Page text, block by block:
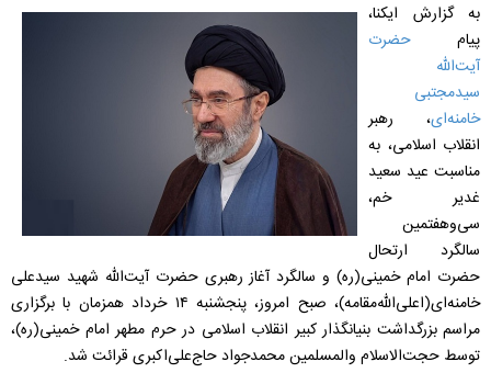
به گزارش ایکنا،
پیام حضرت
آیت‌الله
سیدمجتبی
خامنه‌ای، رهبر
انقلاب اسلامی، به
مناسبت عید سعید
غدیر خم،
سی‌وهفتمین
سالگرد ارتحال
حضرت امام خمینی(ره) و سالگرد آغاز رهبری حضرت آیت‌الله شهید سیدعلی
خامنه‌ای(اعلی‌الله‌مقامه)، صبح امروز، پنجشنبه ۱۴ خرداد همزمان با برگزاری
مراسم بزرگداشت بنیانگذار کبیر انقلاب اسلامی در حرم مطهر امام خمینی(ره)،
توسط حجت‌الاسلام والمسلمین محمدجواد حاج‌علی‌اکبری قرائت شد.